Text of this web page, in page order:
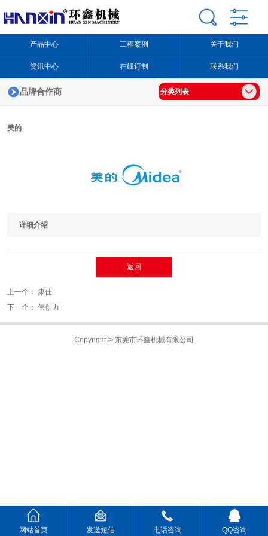
产品中心 工程案例 关于我们
资讯中心 在线订制 联系我们
品牌合作商 分类列表
美的
详细介绍
返回
上一个： 康佳
下一个： 伟创力
Copyright © 东莞市环鑫机械有限公司
网站首页 发送短信 电话咨询 QQ咨询